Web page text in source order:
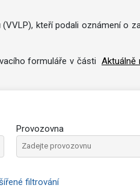
kteří podali oznámení o
formuláře v části Aktuálně
Provozovna
filtrování